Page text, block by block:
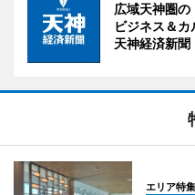
広域天神圏の
ビジネス＆カ
天神経済新聞
エリア特集